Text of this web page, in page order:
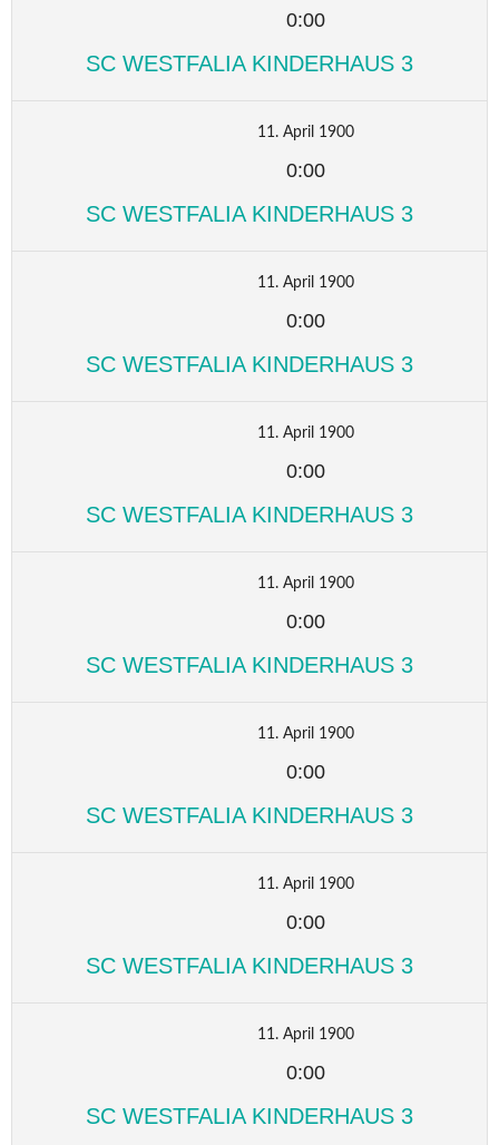
0:00
SC WESTFALIA KINDERHAUS 3
11. April 1900
0:00
SC WESTFALIA KINDERHAUS 3
11. April 1900
0:00
SC WESTFALIA KINDERHAUS 3
11. April 1900
0:00
SC WESTFALIA KINDERHAUS 3
11. April 1900
0:00
SC WESTFALIA KINDERHAUS 3
11. April 1900
0:00
SC WESTFALIA KINDERHAUS 3
11. April 1900
0:00
SC WESTFALIA KINDERHAUS 3
11. April 1900
0:00
SC WESTFALIA KINDERHAUS 3